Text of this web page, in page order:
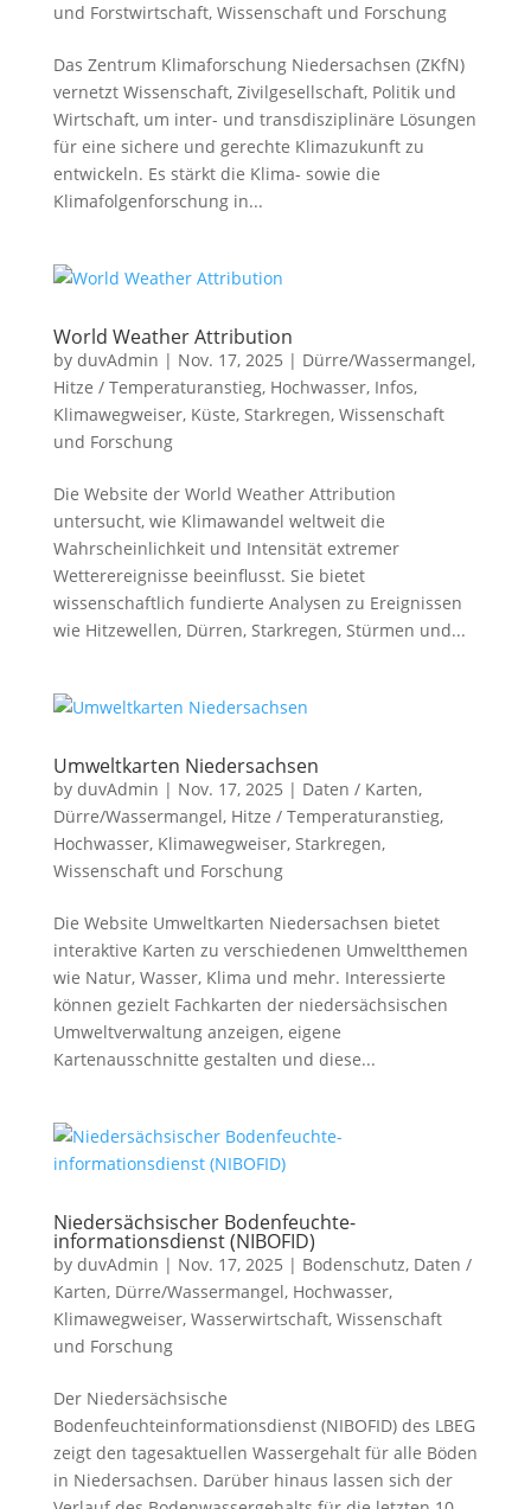
und Forstwirtschaft, Wissenschaft und Forschung
Das Zentrum Klimaforschung Niedersachsen (ZKfN)
vernetzt Wissenschaft, Zivilgesellschaft, Politik und
Wirtschaft, um inter- und transdisziplinäre Lösungen
für eine sichere und gerechte Klimazukunft zu
entwickeln. Es stärkt die Klima- sowie die
Klimafolgenforschung in...
World Weather Attribution
by duvAdmin | Nov. 17, 2025 | Dürre/Wassermangel,
Hitze / Temperaturanstieg, Hochwasser, Infos,
Klimawegweiser, Küste, Starkregen, Wissenschaft
und Forschung
Die Website der World Weather Attribution
untersucht, wie Klimawandel weltweit die
Wahrscheinlichkeit und Intensität extremer
Wetterereignisse beeinflusst. Sie bietet
wissenschaftlich fundierte Analysen zu Ereignissen
wie Hitzewellen, Dürren, Starkregen, Stürmen und...
Umweltkarten Niedersachsen
by duvAdmin | Nov. 17, 2025 | Daten / Karten,
Dürre/Wassermangel, Hitze / Temperaturanstieg,
Hochwasser, Klimawegweiser, Starkregen,
Wissenschaft und Forschung
Die Website Umweltkarten Niedersachsen bietet
interaktive Karten zu verschiedenen Umweltthemen
wie Natur, Wasser, Klima und mehr. Interessierte
können gezielt Fachkarten der niedersächsischen
Umweltverwaltung anzeigen, eigene
Kartenausschnitte gestalten und diese...
Niedersächsischer Bodenfeuchte-
informationsdienst (NIBOFID)
by duvAdmin | Nov. 17, 2025 | Bodenschutz, Daten /
Karten, Dürre/Wassermangel, Hochwasser,
Klimawegweiser, Wasserwirtschaft, Wissenschaft
und Forschung
Der Niedersächsische
Bodenfeuchteinformationsdienst (NIBOFID) des LBEG
zeigt den tagesaktuellen Wassergehalt für alle Böden
in Niedersachsen. Darüber hinaus lassen sich der